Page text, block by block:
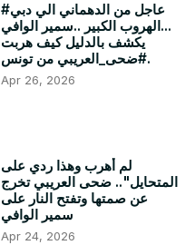
#عاجل من الدهماني الي دبي
...الهروب الكبير ..سمير الوافي
يكشف بالدليل كيف هربت
#ضحى_العريبي من تونس.
Apr 26, 2026
لم أهرب وهذا ردي على
المتحايل".. ضحى العريبي تخرج
عن صمتها وتفتح النار على
سمير الوافي
Apr 24, 2026